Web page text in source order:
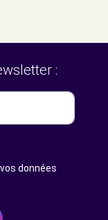
:
données